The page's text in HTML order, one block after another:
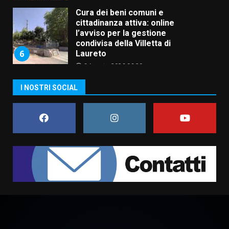
6
Cura dei beni comuni e
cittadinanza attiva: online
l’avviso per la gestione
condivisa della Villetta di
Laureto
6 Agosto 2026 06:20
La magia del Minareto e la prima
assoluta de “L’Albergo
Belvedere. Il rapimento”
6 Agosto 2026 06:15
1
Rivoluzione”: nuovo
appuntamento con “Fasano in
Banda”
7 Agosto 2026 06:05
I NOSTRI SOCIAL